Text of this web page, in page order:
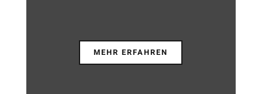
MEHR ERFAHREN